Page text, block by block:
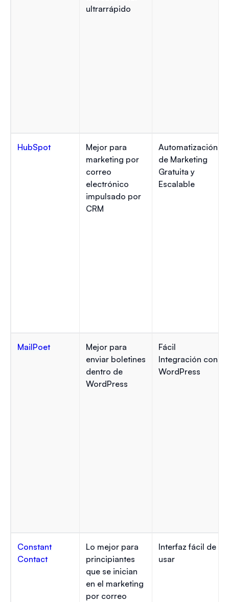
ultrarrápido
HubSpot
Mejor para
marketing por
correo
electrónico
impulsado por
CRM
Automatización
de Marketing
Gratuita y
Escalable
MailPoet
Mejor para
enviar boletines
dentro de
WordPress
Fácil
Integración con
WordPress
Constant
Contact
Lo mejor para
principiantes
que se inician
en el marketing
por correo
Interfaz fácil de
usar